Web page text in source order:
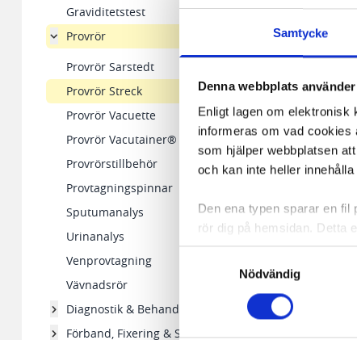
Samtycke
Denna webbplats
Enligt lagen om elektronisk
informeras om vad cookies
som hjälper webbplatsen
och kan inte heller
Den ena typen sparar en fil
rör dig på hemsidan. Detta
de flesta webbläsare har
någon koppling till
Den andra typen av
Nödvändig
Graviditetstest
Provrör
Provrör Sarstedt
Provrör Streck
Provrör Vacuette
Provrör Vacutainer®
Provrörstillbehör
Provtagningspinnar
Sputumanalys
Urinanalys
Venprovtagning
Vävnadsrör
Diagnostik & Behandling
Förband, Fixering & Stöd